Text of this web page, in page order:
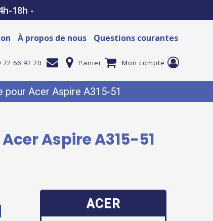
18h -
À propos de nous Questions courantes
72 66 92 20 Panier Mon compte
pour Acer Aspire A315-51
Aspire A315-51
ACER